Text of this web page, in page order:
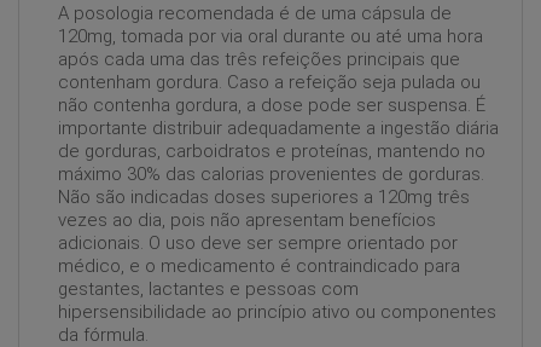
A posologia recomendada é de uma cápsula de
120mg, tomada por via oral durante ou até uma hora
após cada uma das três refeições principais que
contenham gordura. Caso a refeição seja pulada ou
não contenha gordura, a dose pode ser suspensa. É
importante distribuir adequadamente a ingestão diária
de gorduras, carboidratos e proteínas, mantendo no
máximo 30% das calorias provenientes de gorduras.
Não são indicadas doses superiores a 120mg três
vezes ao dia, pois não apresentam benefícios
adicionais. O uso deve ser sempre orientado por
médico, e o medicamento é contraindicado para
gestantes, lactantes e pessoas com
hipersensibilidade ao princípio ativo ou componentes
da fórmula.